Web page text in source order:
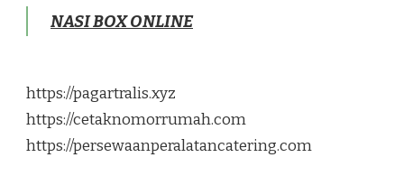
NASI BOX ONLINE
https://pagartralis.xyz
https://cetaknomorrumah.com
https://persewaanperalatancatering.com